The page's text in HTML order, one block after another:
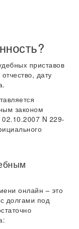
приставов
дату
законом
02.10.2007 N 229-
онлайн – это
долгами под